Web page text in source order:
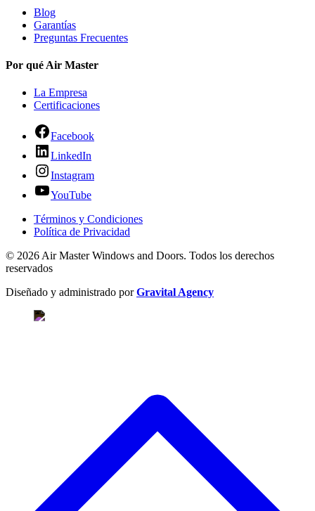
Blog
Garantías
Preguntas Frecuentes
Por qué Air Master
La Empresa
Certificaciones
Facebook
LinkedIn
Instagram
YouTube
Términos y Condiciones
Política de Privacidad
© 2026 Air Master Windows and Doors. Todos los derechos
reservados
Diseñado y administrado porGravital Agency